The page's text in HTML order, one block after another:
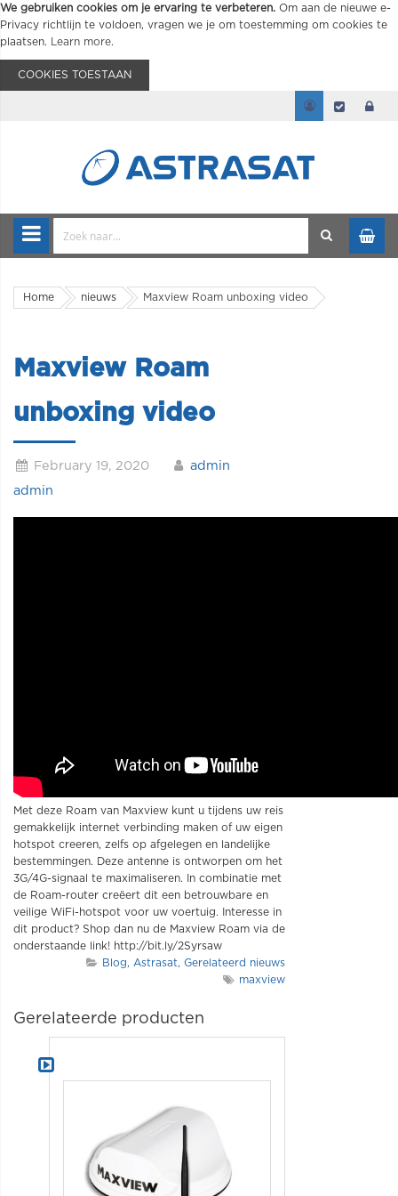
We gebruiken cookies om je ervaring te verbeteren. Om aan de nieuwe e-
Privacy richtlijn te voldoen, vragen we je om toestemming om cookies te
plaatsen.
Learn more.
COOKIES TOESTAAN
Home nieuws Maxview Roam unboxing video
Maxview Roam
unboxing video
February 19, 2020
admin
admin
Met deze Roam van Maxview kunt u tijdens uw reis
gemakkelijk internet verbinding maken of uw eigen
hotspot creeren, zelfs op afgelegen en landelijke
bestemmingen. Deze antenne is ontworpen om het
3G/4G-signaal te maximaliseren. In combinatie met
de Roam-router creëert dit een betrouwbare en
veilige WiFi-hotspot voor uw voertuig. Interesse in
dit product? Shop dan nu de Maxview Roam via de
onderstaande link! http://bit.ly/2Syrsaw
Blog
Astrasat Gerelateerd nieuws
maxview
Gerelateerde producten